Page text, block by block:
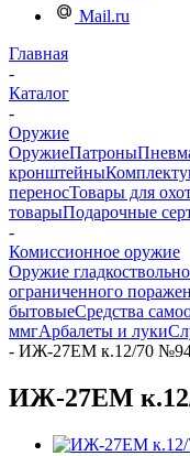
Mail.ru
Главная
-
Каталог
-
Оружие
ОружиеПатроны
кронштейны
переносТовары для
товарыПодарочные
-
Комиссионное оружие
Оружие
ограниченного
бытовыеСредства
ммгАрбалеты и луки
- ИЖ-27ЕМ к.12/70
ИЖ-27ЕМ